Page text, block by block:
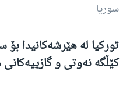
سوریا
تورکیا لە هێرشەکانیدا
کێڵگە نەوتی و